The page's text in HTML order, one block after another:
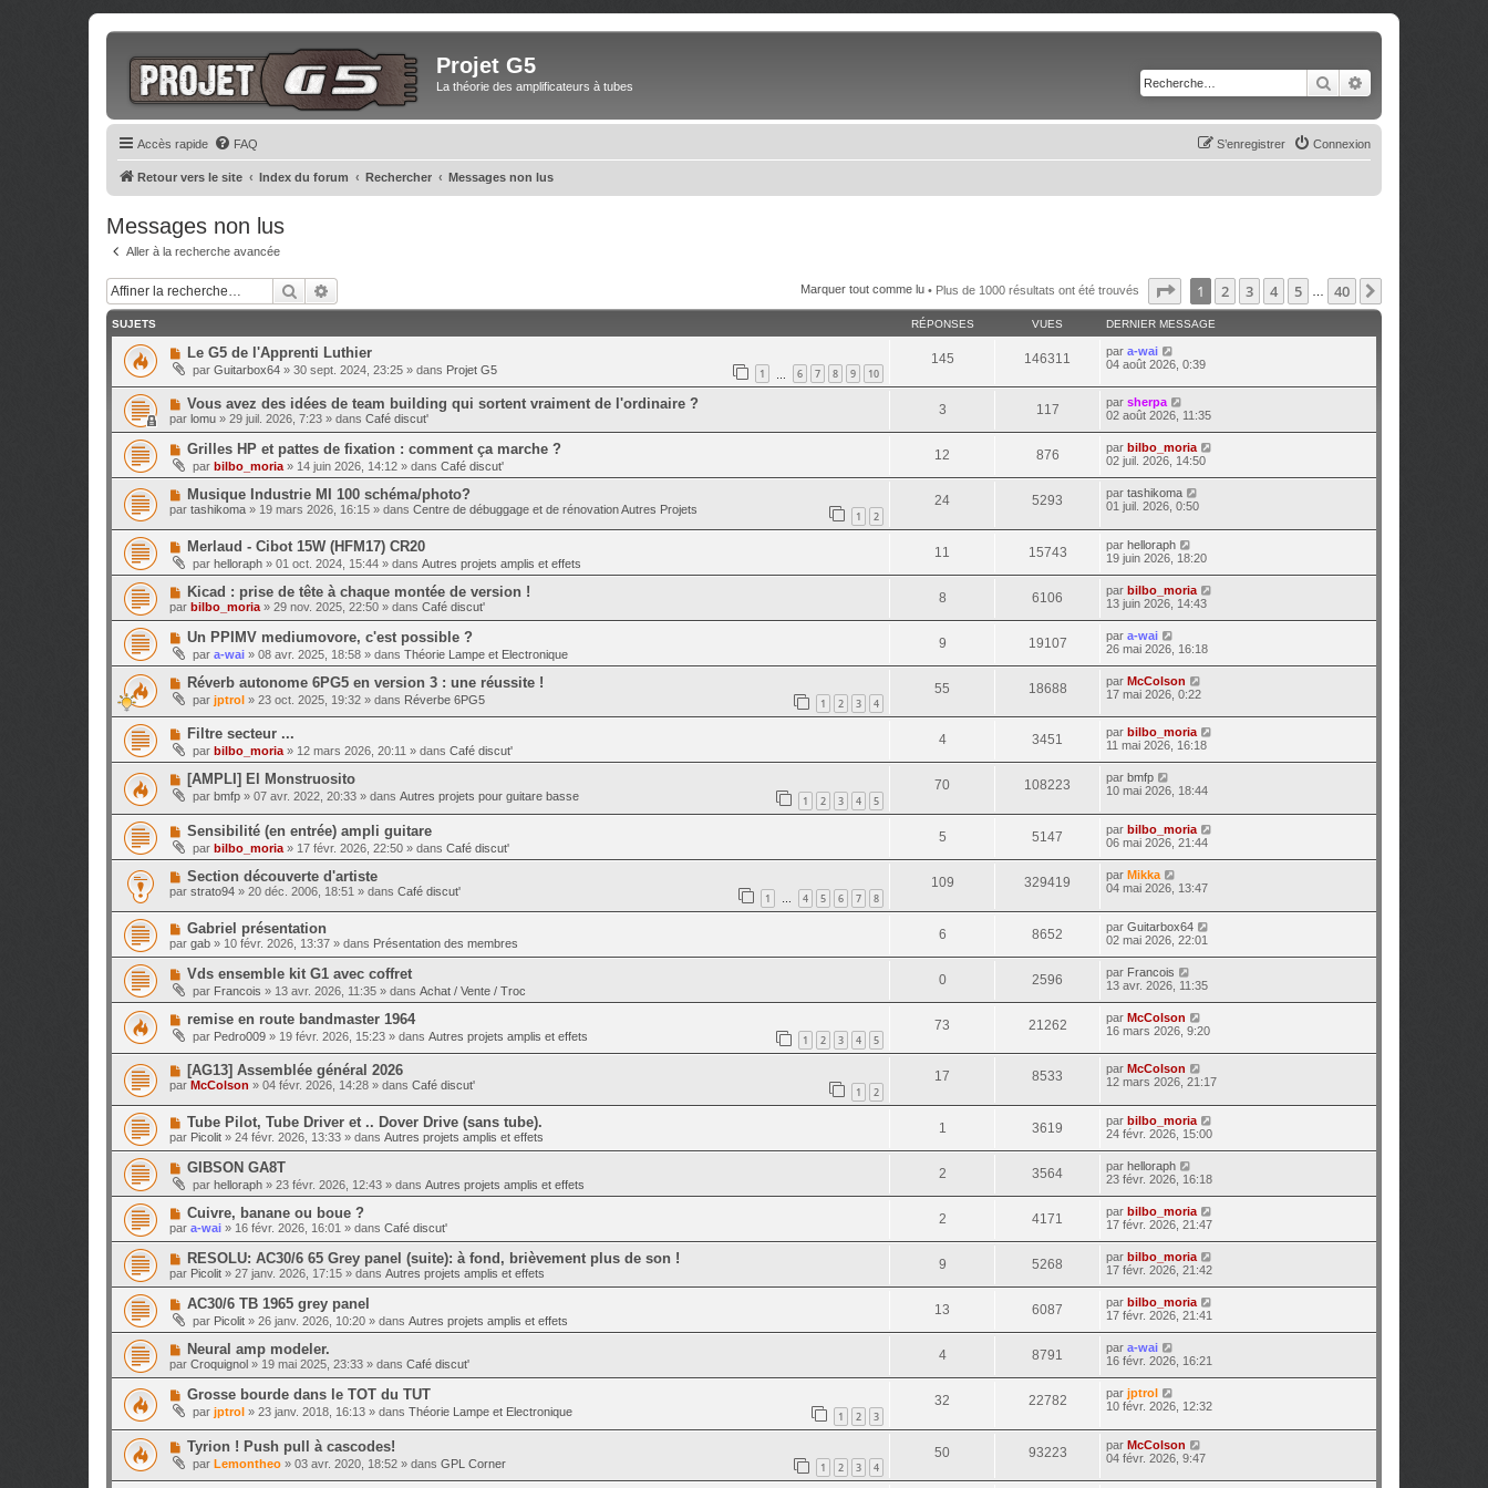
Projet G5
La théorie des amplificateurs à tubes Rechercher
Accès rapide FAQ Connexion
S’enregistrer
Retour vers le site Index du forum Rechercher Messages non lus
Messages non lus
Aller à la recherche avancée
Rechercher Marquer tout comme lu • Plus de 1000 résultats ont été trouvés Page sur40
1 2 3 4 5 40
SUJETS RÉPONSES VUES DERNIER MESSAGE
N
u
v
e
a
u
m
e
s
s
g
Le G5 de l'Apprenti Luthier
par Guitarbox64 » 30 sept. 2024, 23:25 » dans Projet G5 1 6 7 8 9 10
145 146311 par a-wai
04 août 2026, 0:39
N
o
u
e
a
u
m
e
s
g
e
Vous avez des idées de team building qui sortent vraiment de l'ordinaire ?
par lomu » 29 juil. 2026, 7:23 » dans Café discut'
3 117 par sherpa
02 août 2026, 11:35
N
u
v
e
a
m
e
s
s
g
e
Grilles HP et pattes de fixation : comment ça marche ?
par bilbo_moria » 14 juin 2026, 14:12 » dans Café discut'
12 876 par bilbo_moria
02 juil. 2026, 14:50
N
o
u
v
e
a
u
m
e
s
s
a
g
e
Musique Industrie MI 100 schéma/photo?
par tashikoma » 19 mars 2026, 16:15 » dans Centre de débuggage et de rénovation Autres Projets 1 2
24 5293 par tashikoma
01 juil. 2026, 0:50
N
u
v
e
a
u
m
e
s
s
a
g
e
Merlaud - Cibot 15W (HFM17) CR20
par helloraph » 01 oct. 2024, 15:44 » dans Autres projets amplis et effets
11 15743 par helloraph
19 juin 2026, 18:20
N
o
u
v
e
a
u
m
e
s
s
g
e
Kicad : prise de tête à chaque montée de version !
par bilbo_moria » 29 nov. 2025, 22:50 » dans Café discut'
8 6106 par bilbo_moria
13 juin 2026, 14:43
N
u
v
e
a
u
m
e
s
s
g
Un PPIMV mediumovore, c'est possible ?
par a-wai » 08 avr. 2025, 18:58 » dans Théorie Lampe et Electronique
9 19107 par a-wai
26 mai 2026, 16:18
N
u
v
a
u
m
e
s
s
a
g
e
Réverb autonome 6PG5 en version 3 : une réussite !
par jptrol » 23 oct. 2025, 19:32 » dans Réverbe 6PG5 1 2 3 4
55 18688 par McColson
17 mai 2026, 0:22
N
o
u
v
e
a
u
m
e
s
s
a
g
Filtre secteur ...
par bilbo_moria» 12 mars 2026, 20:11 » dans Café discut'
4 3451 par bilbo_moria
11 mai 2026, 16:18
N
o
u
v
e
a
u
m
e
s
s
a
g
e
[AMPLI] El Monstruosito
par bmfp » 07 avr. 2022, 20:33 » dans Autres projets pour guitare basse 1 2 3 4 5
70 108223 par bmfp
10 mai 2026, 18:44
N
u
e
a
m
e
s
s
a
g
e
Sensibilité (en entrée) ampli guitare
par bilbo_moria » 17 févr. 2026, 22:50 » dans Café discut'
5 5147 par bilbo_moria
06 mai 2026, 21:44
N
o
u
v
e
a
m
s
s
a
g
e
Section découverte d'artiste
par strato94 » 20 déc. 2006, 18:51 » dans Café discut' 1 … 4 5 6 7 8
109 329419 par Mikka
04 mai 2026, 13:47
N
o
u
v
a
u
m
e
s
s
g
Gabriel présentation
par gab » 10 févr. 2026, 13:37 » dans Présentation des membres
6 8652 par Guitarbox64
02 mai 2026, 22:01
N
u
e
a
u
m
e
s
s
a
e
Vds ensemble kit G1 avec coffret
par Francois » 13 avr. 2026, 11:35 » dans Achat / Vente / Troc
0 2596 par Francois
13 avr. 2026, 11:35
N
u
v
a
m
e
s
s
a
g
e
remise en route bandmaster 1964
par Pedro009 » 19 févr. 2026, 15:23 » dans Autres projets amplis et effets 1 2 3 4 5
73 21262 par McColson
16 mars 2026, 9:20
N
o
v
e
a
m
e
s
s
a
g
e
[AG13] Assemblée général 2026
par McColson » 04 févr. 2026, 14:28 » dans Café discut' 1 2
17 8533 par McColson
12 mars 2026, 21:17
N
o
u
e
a
u
m
e
s
s
a
g
e
Tube Pilot, Tube Driver et .. Dover Drive (sans tube).
par Picolit » 24 févr. 2026, 13:33 » dans Autres projets amplis et effets
1 3619 par bilbo_moria
24 févr. 2026, 15:00
N
u
e
a
u
m
e
s
a
g
e
GIBSON GA8T
par helloraph » 23 févr. 2026, 12:43 » dans Autres projets amplis et effets
2 3564 par helloraph
23 févr. 2026, 16:18
N
o
u
v
e
a
u
m
e
s
s
a
g
e
Cuivre, banane ou boue ?
par a-wai » 16 févr. 2026, 16:01 » dans Café discut'
2 4171 par bilbo_moria
17 févr. 2026, 21:47
N
o
u
e
a
u
m
e
s
s
a
g
e
RESOLU: AC30/6 65 Grey panel (suite): à fond, brièvement plus de son !
par Picolit » 27 janv. 2026, 17:15 » dans Autres projets amplis et effets
9 5268 par bilbo_moria
17 févr. 2026, 21:42
N
u
v
e
a
u
m
e
s
s
a
g
e
AC30/6 TB 1965 grey panel
par Picolit » 26 janv. 2026, 10:20 » dans Autres projets amplis et effets
13 6087 par bilbo_moria
17 févr. 2026, 21:41
N
o
u
e
a
m
s
s
Neural amp modeler.
par Croquignol » 19 mai 2025, 23:33 » dans Café discut'
4 8791 par a-wai
16 févr. 2026, 16:21
N
u
v
e
a
u
m
Grosse bourde dans le TOT du TUT
par jptrol » 23 janv. 2018, 16:13 » dans Théorie Lampe et Electronique 1 2 3
32 22782 par jptrol
10 févr. 2026, 12:32
N
u
v
Tyrion ! Push pull à cascodes!
par Lemontheo » 03 avr. 2020, 18:52 » dans GPL Corner 1 2 3 4
50 93223 par McColson
04 févr. 2026, 9:47